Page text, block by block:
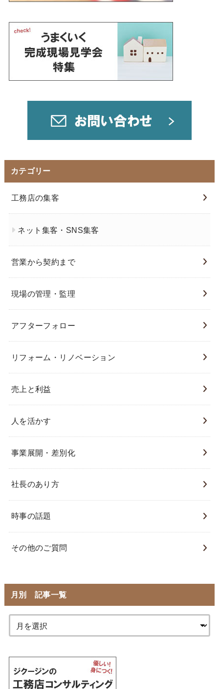
カテゴリー
工務店の集客
ネット集客・SNS集客
営業から契約まで
現場の管理・監理
アフターフォロー
リフォーム・リノベーション
売上と利益
人を活かす
事業展開・差別化
社長のあり方
時事の話題
その他のご質問
月別 記事一覧